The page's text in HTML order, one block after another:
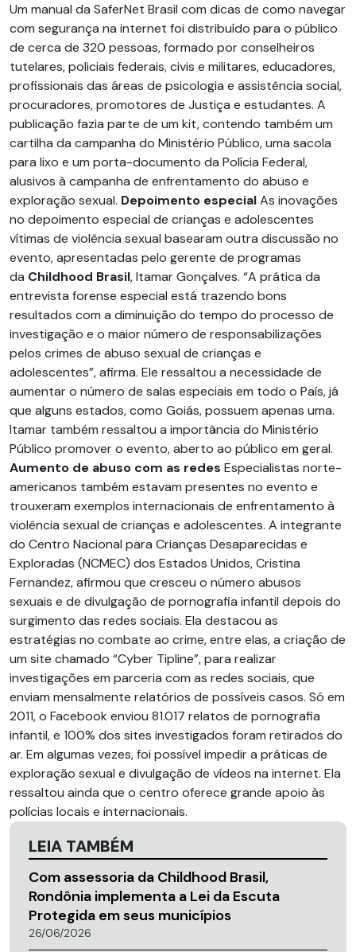
Um manual da SaferNet Brasil com dicas de como navegar
com segurança na internet foi distribuído para o público
de cerca de 320 pessoas, formado por conselheiros
tutelares, policiais federais, civis e militares, educadores,
profissionais das áreas de psicologia e assistência social,
procuradores, promotores de Justiça e estudantes. A
publicação fazia parte de um kit, contendo também um
cartilha da campanha do Ministério Público, uma sacola
para lixo e um porta-documento da Polícia Federal,
alusivos à campanha de enfrentamento do abuso e
exploração sexual. Depoimento especialAs inovações
no depoimento especial de crianças e adolescentes
vítimas de violência sexual basearam outra discussão no
evento, apresentadas pelo gerente de programas
da Childhood Brasil, Itamar Gonçalves. “A prática da
entrevista forense especial está trazendo bons
resultados com a diminuição do tempo do processo de
investigação e o maior número de responsabilizações
pelos crimes de abuso sexual de crianças e
adolescentes”, afirma. Ele ressaltou a necessidade de
aumentar o número de salas especiais em todo o País, já
que alguns estados, como Goiás, possuem apenas uma.
Itamar também ressaltou a importância do Ministério
Público promover o evento, aberto ao público em geral.
Aumento de abuso com as redes Especialistas norte-
americanos também estavam presentes no evento e
trouxeram exemplos internacionais de enfrentamento à
violência sexual de crianças e adolescentes. A integrante
do Centro Nacional para Crianças Desaparecidas e
Exploradas (NCMEC) dos Estados Unidos, Cristina
Fernandez, afirmou que cresceu o número abusos
sexuais e de divulgação de pornografia infantil depois do
surgimento das redes sociais. Ela destacou as
estratégias no combate ao crime, entre elas, a criação de
um site chamado “Cyber Tipline”, para realizar
investigações em parceria com as redes sociais, que
enviam mensalmente relatórios de possíveis casos. Só em
2011, o Facebook enviou 81.017 relatos de pornografia
infantil, e 100% dos sites investigados foram retirados do
ar. Em algumas vezes, foi possível impedir a práticas de
exploração sexual e divulgação de vídeos na internet. Ela
ressaltou ainda que o centro oferece grande apoio às
polícias locais e internacionais.
LEIA TAMBÉM
Com assessoria da Childhood Brasil,
Rondônia implementa a Lei da Escuta
Protegida em seus municípios
26/06/2026